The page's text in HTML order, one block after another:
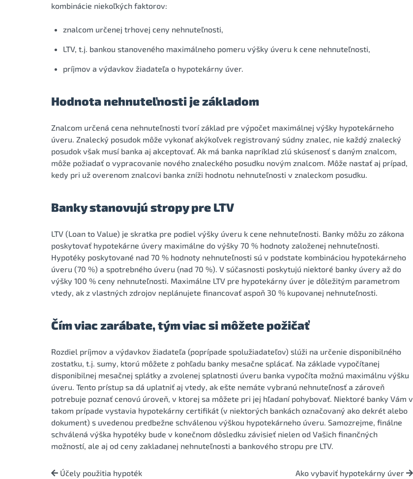
kombinácie niekoľkých faktorov:
znalcom určenej trhovej ceny nehnuteľnosti,
LTV, t.j. bankou stanoveného maximálneho pomeru výšky úveru k cene nehnuteľnosti,
príjmov a výdavkov žiadateľa o hypotekárny úver.
Hodnota nehnuteľnosti je základom
Znalcom určená cena nehnuteľnosti tvorí základ pre výpočet maximálnej výšky hypotekárneho
úveru. Znalecký posudok môže vykonať akýkoľvek registrovaný súdny znalec, nie každý znalecký
posudok však musí banka aj akceptovať. Ak má banka napríklad zlú skúsenosť s daným znalcom,
môže požiadať o vypracovanie nového znaleckého posudku novým znalcom. Môže nastať aj prípad,
kedy pri už overenom znalcovi banka zníži hodnotu nehnuteľnosti v znaleckom posudku.
Banky stanovujú stropy pre LTV
LTV (Loan to Value) je skratka pre podiel výšky úveru k cene nehnuteľnosti. Banky môžu zo zákona
poskytovať hypotekárne úvery maximálne do výšky 70 % hodnoty založenej nehnuteľnosti.
Hypotéky poskytované nad 70 % hodnoty nehnuteľnosti sú v podstate kombináciou hypotekárneho
úveru (70 %) a spotrebného úveru (nad 70 %). V súčasnosti poskytujú niektoré banky úvery až do
výšky 100 % ceny nehnuteľnosti. Maximálne LTV pre hypotekárny úver je dôležitým parametrom
vtedy, ak z vlastných zdrojov neplánujete financovať aspoň 30 % kupovanej nehnuteľnosti.
Čím viac zarábate, tým viac si môžete požičať
Rozdiel príjmov a výdavkov žiadateľa (poprípade spolužiadateľov) slúži na určenie disponibilného
zostatku, t.j. sumy, ktorú môžete z pohľadu banky mesačne splácať. Na základe vypočítanej
disponibilnej mesačnej splátky a zvolenej splatnosti úveru banka vypočíta možnú maximálnu výšku
úveru. Tento prístup sa dá uplatniť aj vtedy, ak ešte nemáte vybranú nehnuteľnosť a zároveň
potrebuje poznať cenovú úroveň, v ktorej sa môžete pri jej hľadaní pohybovať. Niektoré banky Vám v
takom prípade vystavia hypotekárny certifikát (v niektorých bankách označovaný ako dekrét alebo
dokument) s uvedenou predbežne schválenou výškou hypotekárneho úveru. Samozrejme, finálne
schválená výška hypotéky bude v konečnom dôsledku závisieť nielen od Vašich finančných
možností, ale aj od ceny zakladanej nehnuteľnosti a bankového stropu pre LTV.
Účely použitia hypoték Ako vybaviť hypotekárny úver